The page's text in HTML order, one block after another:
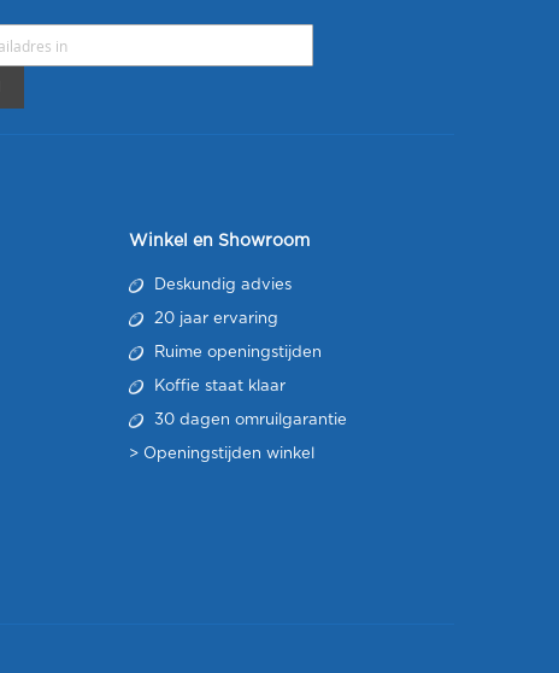
Winkel en Showroom
Deskundig advies
20 jaar ervaring
Ruime openingstijden
Koffie staat klaar
30 dagen omruilgarantie
> Openingstijden winkel